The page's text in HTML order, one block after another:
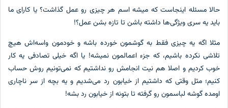
حالا مسئله اینجاست که میشه اسم هر چیزی رو عمل گذاشت؟ یا کارای ما
باید یه سری ویژگی‌ها داشته باشن تا تازه بشن عمل؟!
مثلا اگه یه چیزی فقط به گوشمون خورده باشه و خودمون واسه‌اش هیچ
تلاشی نکرده باشیم، که جزء اعمالمون نمیشه! یا اگه خیلی تصادفی یه کار
خوب کردیم و اصلا هم نیت انجامش رو نداشتیم که نمی‌تونیم روش حساب
کنیم؛ مثل وقتی که داشتیم از خیابون رد می‌شدیم و یه بچه از سر ناچاری
اومده گوشه لباسمون رو گرفته تا بتونه از خیابون رد بشه!